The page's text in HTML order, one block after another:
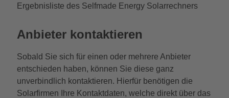
Ergebnisliste des Selfmade Energy Solarrechners
Anbieter kontaktieren
Sobald Sie sich für einen oder mehrere Anbieter
entschieden haben, können Sie diese ganz
unverbindlich kontaktieren. Hierfür benötigen die
Solarfirmen Ihre Kontaktdaten, welche direkt über das